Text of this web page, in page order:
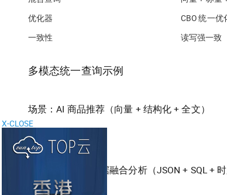
X-CLOSE
优化器 CBO 统一优
一致性 读写强一致
多模态统一查询示例
场景：AI 商品推荐（向量 + 结构化 + 全文）
场景：IoT 多源数据融合分析（JSON + SQL + 时